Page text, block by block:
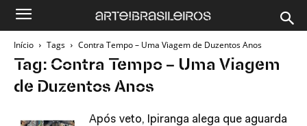
Início Tags Contra Tempo – Uma Viagem de Duzentos Anos
Tag: Contra Tempo – Uma Viagem
de Duzentos Anos
Após veto, Ipiranga alega que aguarda